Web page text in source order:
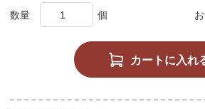
カートに入れ